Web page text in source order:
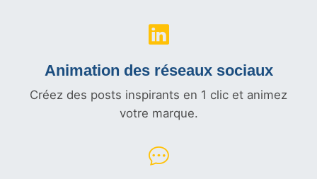
Animation des réseaux sociaux
Créez des posts inspirants en 1 clic et animez
votre marque.